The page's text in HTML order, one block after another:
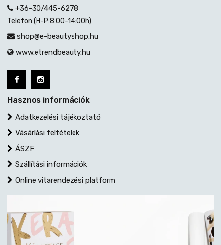
+36-30/445-6278
Telefon (H-P:8:00-14:00h)
shop@e-beautyshop.hu
www.etrendbeauty.hu
Hasznos információk
Adatkezelési tájékoztató
Vásárlási feltételek
ÁSZF
Szállítási információk
Online vitarendezési platform